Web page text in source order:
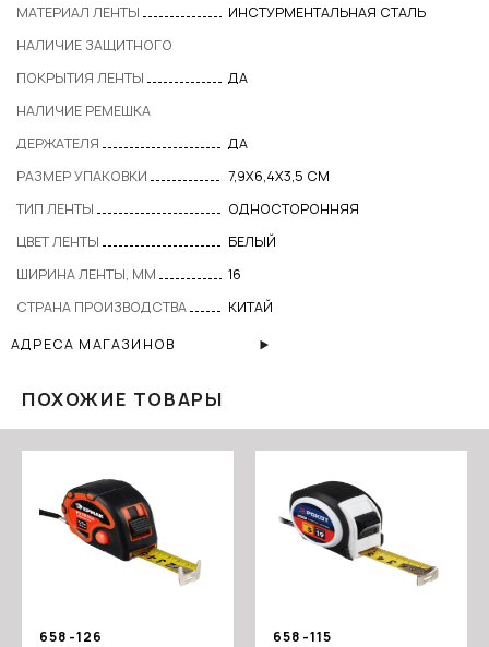
МАТЕРИАЛ ЛЕНТЫ
ИНСТУРМЕНТАЛЬНАЯ СТАЛЬ
НАЛИЧИЕ ЗАЩИТНОГО
ПОКРЫТИЯ ЛЕНТЫ
ДА
НАЛИЧИЕ РЕМЕШКА
ДЕРЖАТЕЛЯ
ДА
РАЗМЕР УПАКОВКИ
7,9X6,4X3,5 СМ
ТИП ЛЕНТЫ
ОДНОСТОРОННЯЯ
ЦВЕТ ЛЕНТЫ
БЕЛЫЙ
ШИРИНА ЛЕНТЫ, ММ
16
СТРАНА ПРОИЗВОДСТВА
КИТАЙ
АДРЕСА МАГАЗИНОВ
ПОХОЖИЕ ТОВАРЫ
658-126
658-115